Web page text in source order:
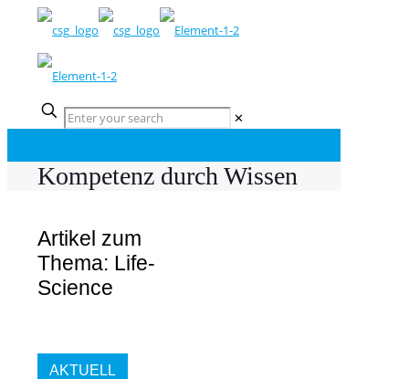
✕
Kompetenz durch Wissen
Artikel zum
Thema: Life-
Science
AKTUELL